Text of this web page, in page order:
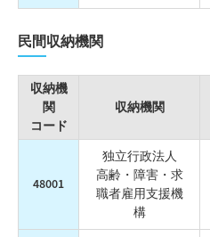
民間収納機関
収納機
関
コード
収納機関
48001
独立行政法人
高齢・障害・求
職者雇用支援機
構